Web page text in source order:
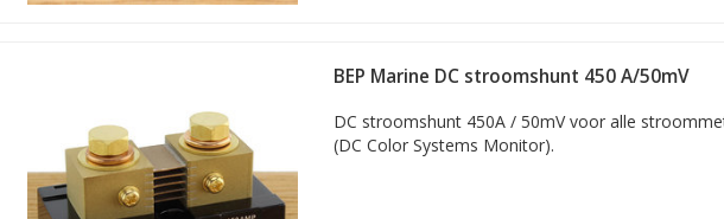
Acculaders.nl is onderdeel van Media 73 B.V. Deze online shop biedt een van de grootste
webshop zijn ook vele andere accessoires, onderdelen en aanverwante producten te vinden;
of - apparaat. Bovendien leveren we alles voor montage, communicatie en monitoring rondom
zonne- en windenergie. Naast BEP Marine zijn er nog veel meer uitstekende
BEP Marine DC stroomshunt 450 A/50mV
DC stroomshunt 450A / 50mV voor alle
(DC Color Systems Monitor).